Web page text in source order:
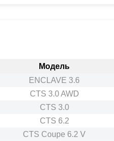
Модель
ENCLAVE 3.6
CTS 3.0 AWD
CTS 3.0
CTS 6.2
CTS Coupe 6.2 V